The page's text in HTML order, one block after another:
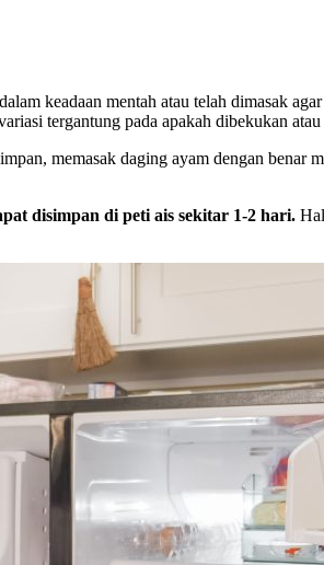
keadaan mentah atau telah dimasak
tergantung pada apakah dibekukan
memasak daging ayam dengan benar
disimpan di peti ais sekitar 1-2 hari.